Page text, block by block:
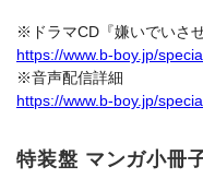
※ドラマCD『嫌いでいさ
https://www.b-boy.jp/
※音声配信詳細
https://www.b-boy.jp/
特装盤 マンガ小冊